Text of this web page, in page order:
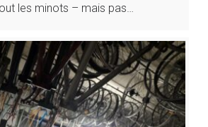
les minots – mais pas…